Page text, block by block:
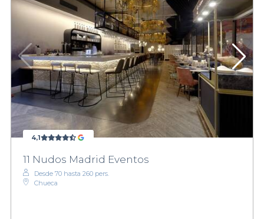
4,1
11 Nudos Madrid Eventos
Desde 70 hasta 260 pers.
Chueca